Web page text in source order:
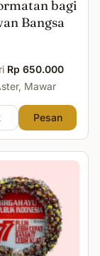
bagi
Bangsa
Rp 650.000
Mawar
Pesan